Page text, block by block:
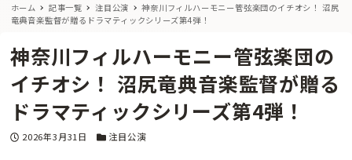
ホーム 記事一覧 注目公演
神奈川フィルハーモニー管弦楽団のイチオシ！ 沼尻
竜典音楽監督が贈るドラマティックシリーズ第4弾！
神奈川フィルハーモニー管弦楽団の
イチオシ！ 沼尻竜典音楽監督が贈る
ドラマティックシリーズ第4弾！
投稿日
2026年3月31日 カテゴリー
注目公演